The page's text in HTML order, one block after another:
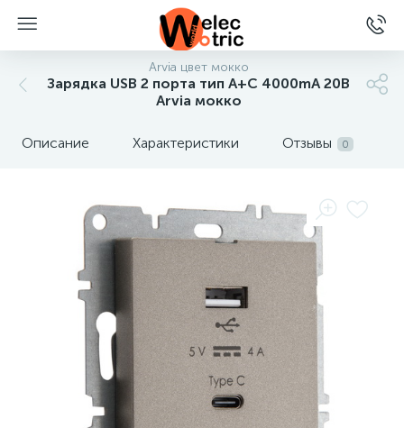
Arvia цвет мокко
Зарядка USB 2 порта тип А+C 4000mA 20В
Arvia мокко
Описание Характеристики Отзывы 0